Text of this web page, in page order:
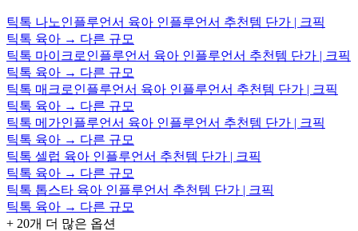
틱톡 나노인플루언서 육아 인플루언서 추천템 단가 | 크픽
틱톡 육아 → 다른 규모
틱톡 마이크로인플루언서 육아 인플루언서 추천템 단가 | 크픽
틱톡 육아 → 다른 규모
틱톡 매크로인플루언서 육아 인플루언서 추천템 단가 | 크픽
틱톡 육아 → 다른 규모
틱톡 메가인플루언서 육아 인플루언서 추천템 단가 | 크픽
틱톡 육아 → 다른 규모
틱톡 셀럽 육아 인플루언서 추천템 단가 | 크픽
틱톡 육아 → 다른 규모
틱톡 톱스타 육아 인플루언서 추천템 단가 | 크픽
틱톡 육아 → 다른 규모
+ 20개 더 많은 옵션